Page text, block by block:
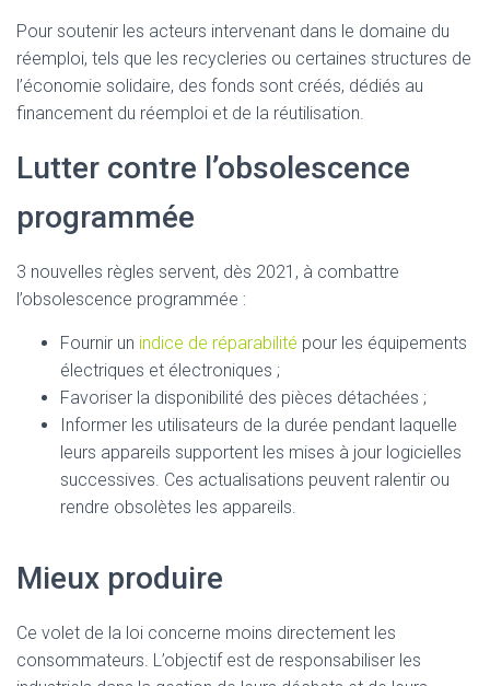
Pour soutenir les acteurs intervenant dans le domaine du
réemploi, tels que les recycleries ou certaines structures de
l’économie solidaire, des fonds sont créés, dédiés au
financement du réemploi et de la réutilisation.
Lutter contre l’obsolescence
programmée
3 nouvelles règles servent, dès 2021, à combattre
l’obsolescence programmée :
Fournir un indice de réparabilité pour les équipements
électriques et électroniques ;
Favoriser la disponibilité des pièces détachées ;
Informer les utilisateurs de la durée pendant laquelle
leurs appareils supportent les mises à jour logicielles
successives. Ces actualisations peuvent ralentir ou
rendre obsolètes les appareils.
Mieux produire
Ce volet de la loi concerne moins directement les
consommateurs. L’objectif est de responsabiliser les